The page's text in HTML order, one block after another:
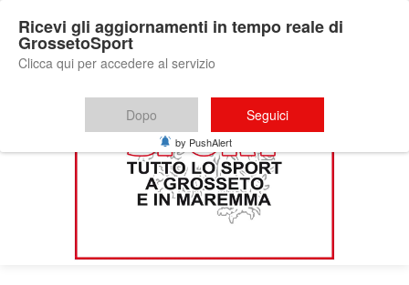
Ricevi gli aggiornamenti in tempo reale di
GrossetoSport
Clicca qui per accedere al servizio
Dopo Seguici
by PushAlert